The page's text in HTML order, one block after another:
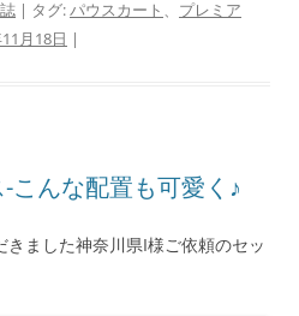
| タグ:パウスカート 、 プレミア
月18日 |
こんな配置も可愛く♪
ました神奈川県I様ご依頼のセッ